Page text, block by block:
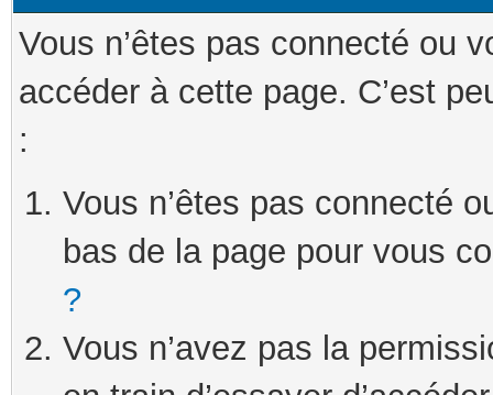
Vous n’êtes pas connecté ou
accéder à cette page. C’est
:
Vous n’êtes pas connecté
bas de la page pour vous
?
Vous n’avez pas la